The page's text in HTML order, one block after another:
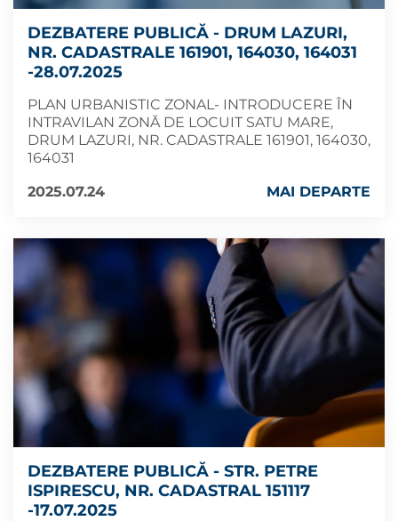
DEZBATERE PUBLICĂ - DRUM LAZURI,
NR. CADASTRALE 161901, 164030, 164031
-28.07.2025
PLAN URBANISTIC ZONAL- INTRODUCERE ÎN
INTRAVILAN ZONĂ DE LOCUIT SATU MARE,
DRUM LAZURI, NR. CADASTRALE 161901, 164030,
164031
2025.07.24
MAI DEPARTE
DEZBATERE PUBLICĂ - STR. PETRE
ISPIRESCU, NR. CADASTRAL 151117
-17.07.2025